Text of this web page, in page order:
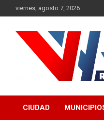
al
viernes, agosto 7, 2026
Vector
CIUDAD